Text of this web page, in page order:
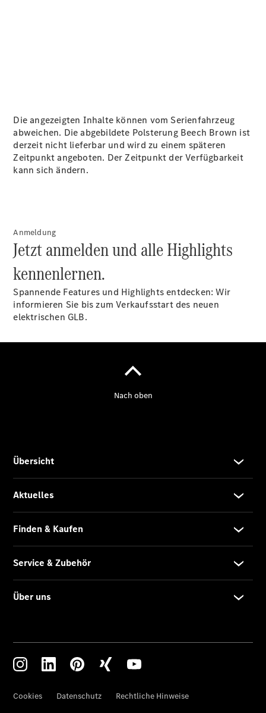
Die angezeigten Inhalte können vom Serienfahrzeug
abweichen. Die abgebildete Polsterung Beech Brown ist
derzeit nicht lieferbar und wird zu einem späteren
Zeitpunkt angeboten. Der Zeitpunkt der Verfügbarkeit
kann sich ändern.
Anmeldung
Jetzt anmelden und alle Highlights
kennenlernen.
Spannende Features und Highlights entdecken: Wir
informieren Sie bis zum Verkaufsstart des neuen
elektrischen GLB.